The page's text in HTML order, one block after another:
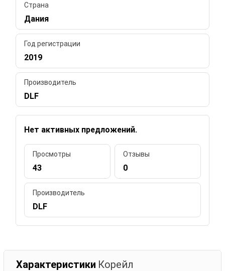
Страна
Дания
Год регистрации
2019
Производитель
DLF
Нет активных предложений.
Просмотры
43
Отзывы
0
Производитель
DLF
Характеристики Корейл